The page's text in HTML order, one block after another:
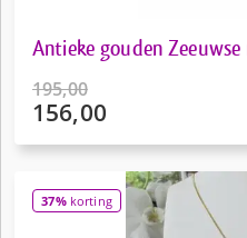
Antieke gouden
195,00
Oorspronkelijke
156,00
is:
€156,00.
37%korting